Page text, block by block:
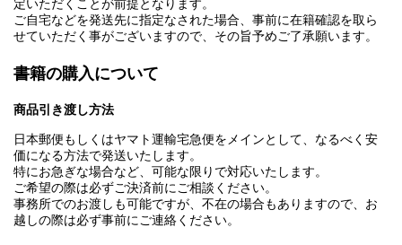
定いただくことが前提となります。
ご自宅などを発送先に指定なされた場合、事前に在籍確認を取ら
せていただく事がございますので、その旨予めご了承願います。
書籍の購入について
商品引き渡し方法
日本郵便もしくはヤマト運輸宅急便をメインとして、なるべく安
価になる方法で発送いたします。
特にお急ぎな場合など、可能な限りで対応いたします。
ご希望の際は必ずご決済前にご相談ください。
事務所でのお渡しも可能ですが、不在の場合もありますので、お
越しの際は必ず事前にご連絡ください。